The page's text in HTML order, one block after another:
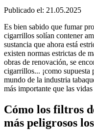
Publicado el: 21.05.2025
Es bien sabido que fumar
cigarrillos solían contener
sustancia que ahora está
existen normas estrictas de
obras de renovación, se
cigarrillos... ¡como
mundo de la industria
más importante que las vidas
Cómo los filtros
más peligrosos